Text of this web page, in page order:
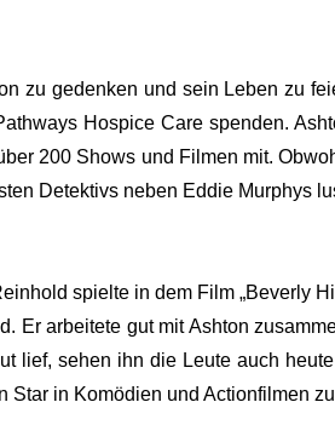
zu gedenken und sein Leben zu
Hospice Care spenden.
200 Shows und Filmen mit.
Detektivs neben Eddie Murphys
spielte in dem Film „Beverly
Er arbeitete gut mit Ashton
lief, sehen ihn die Leute auch
Star in Komödien und Actionfilmen